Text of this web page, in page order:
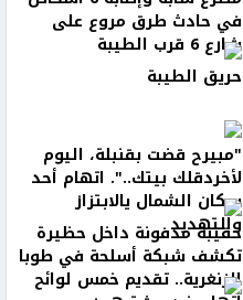
في حادث طرق مروع على
شارع 6 قرب الطيبة
حريق الطيبة
"مبيرح قضت بقنبلة، اليوم
لأخردقلك بيتك..". اتهام أحد
سكان الشمال يالابتزاز
والتهديد
حقيبة مدفونة داخل حظيرة
تكشف شبكة أسلحة في طوبا
الزنغرية.. تقديم خمس لوائح